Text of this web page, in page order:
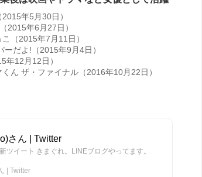
年5月30日）
2015年6月27日）
（2015年7月11日）
ーだよ!（2015年9月4日）
年12月12日）
くん ザ・ファイナル（2016年10月22日）
さん | Twitter
イート きまぐれ。LINEブログやってます。
| Twitter